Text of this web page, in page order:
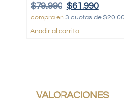
$79.990 $61.990
compra en 3 cuotas de
Añadir al carrito
VALORACIONES